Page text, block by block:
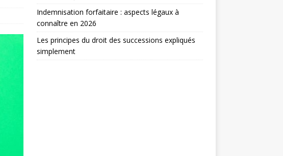
Indemnisation forfaitaire : aspects légaux à
connaître en 2026
Les principes du droit des successions expliqués
simplement